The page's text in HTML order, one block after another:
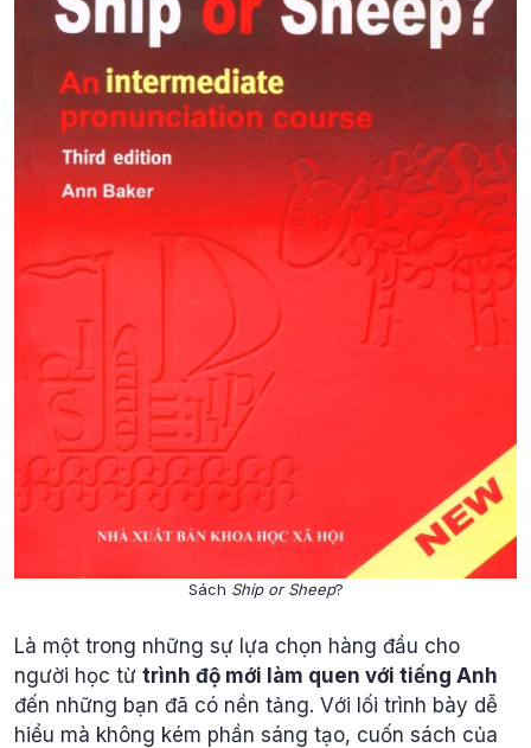
Sách Ship or Sheep?
Là một trong những sự lựa chọn hàng đầu cho
người học từ trình độ mới làm quen với tiếng Anh
đến những bạn đã có nền tảng. Với lối trình bày dễ
hiểu mà không kém phần sáng tạo, cuốn sách của